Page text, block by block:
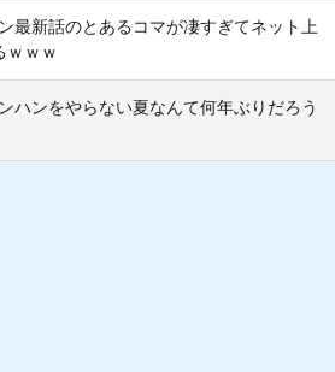
最新話のとあるコマが凄すぎてネット上
ｗｗｗ
ハンをやらない夏なんて何年ぶりだろう